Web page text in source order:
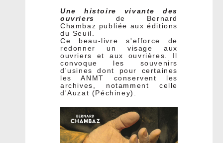
Une histoire vivante des
ouvriers
de Bernard
Chambaz publiée aux éditions
du Seuil.
Ce beau-livre s'efforce de
redonner un visage aux
ouvriers et aux ouvrières. Il
convoque les souvenirs
d'usines dont pour certaines
les ANMT conservent les
archives, notamment celle
d'Auzat (Péchiney).